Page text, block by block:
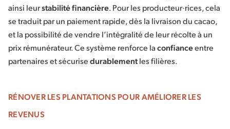
ainsi leurstabilité financière. Pour les producteur·rices, cela
se traduit par un paiement rapide, dès la livraison du cacao,
et la possibilité de vendre l’intégralité de leur récolte à un
prix rémunérateur. Ce système renforce laconfianceentre
partenaires et sécurisedurablementles filières.
RÉNOVER LES PLANTATIONS POUR AMÉLIORER LES
REVENUS